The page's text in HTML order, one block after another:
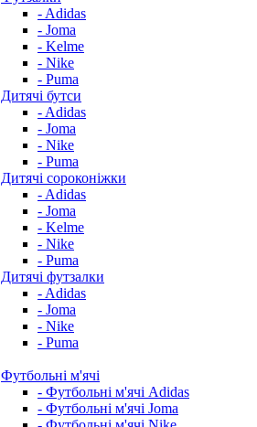
- Adidas
- Joma
- Kelme
- Nike
- Puma
Дитячі бутси
- Adidas
- Joma
- Nike
- Puma
Дитячі сороконіжки
- Adidas
- Joma
- Kelme
- Nike
- Puma
Дитячі футзалки
- Adidas
- Joma
- Nike
- Puma
Футбольні м'ячі
- Футбольні м'ячі Adidas
- Футбольні м'ячі Joma